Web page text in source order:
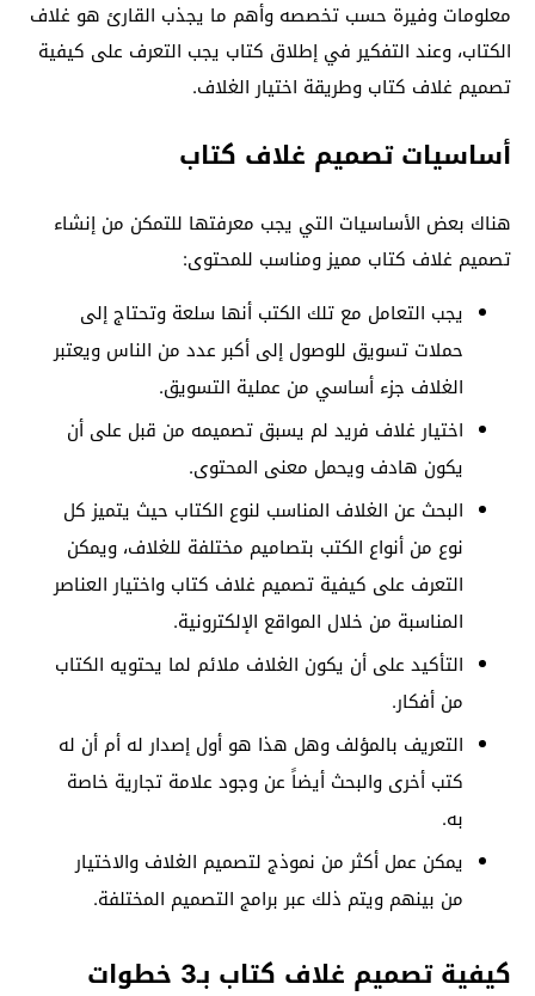
معلومات وفيرة حسب تخصصه وأهم ما يجذب القارئ هو غلاف
الكتاب، وعند التفكير في إطلاق كتاب يجب التعرف على كيفية
تصميم غلاف كتاب وطريقة اختيار الغلاف.
أساسيات تصميم غلاف كتاب
هناك بعض الأساسيات التي يجب معرفتها للتمكن من إنشاء
تصميم غلاف كتاب مميز ومناسب للمحتوى:
يجب التعامل مع تلك الكتب أنها سلعة وتحتاج إلى
حملات تسويق للوصول إلى أكبر عدد من الناس ويعتبر
الغلاف جزء أساسي من عملية التسويق.
اختيار غلاف فريد لم يسبق تصميمه من قبل على أن
يكون هادف ويحمل معنى المحتوى.
البحث عن الغلاف المناسب لنوع الكتاب حيث يتميز كل
نوع من أنواع الكتب بتصاميم مختلفة للغلاف، ويمكن
التعرف على كيفية تصميم غلاف كتاب واختيار العناصر
المناسبة من خلال المواقع الإلكترونية.
التأكيد على أن يكون الغلاف ملائم لما يحتويه الكتاب
من أفكار.
التعريف بالمؤلف وهل هذا هو أول إصدار له أم أن له
كتب أخرى والبحث أيضاً عن وجود علامة تجارية خاصة
به.
يمكن عمل أكثر من نموذج لتصميم الغلاف والاختيار
من بينهم ويتم ذلك عبر برامج التصميم المختلفة.
كيفية تصميم غلاف كتاب بـ3 خطوات